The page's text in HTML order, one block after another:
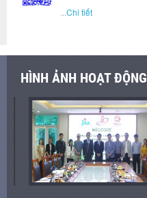
Chi tiết
HÌNH ẢNH HOẠT ĐỘNG